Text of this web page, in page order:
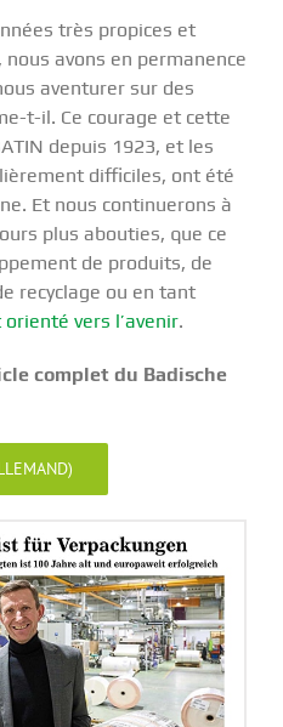
très propices et
avons en permanence
aventurer sur des
t-il. Ce courage et cette
depuis 1923, et les
difficiles, ont été
Et nous continuerons à
plus abouties, que ce
de produits, de
recyclage ou en tant
vers l’avenir.
complet du Badische